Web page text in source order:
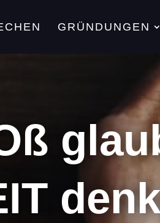
GRÜNDUNGEN